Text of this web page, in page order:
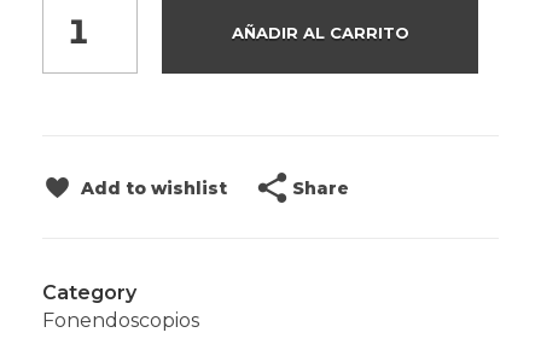
AÑADIR AL CARRITO
Add to wishlist Share
Category
Fonendoscopios